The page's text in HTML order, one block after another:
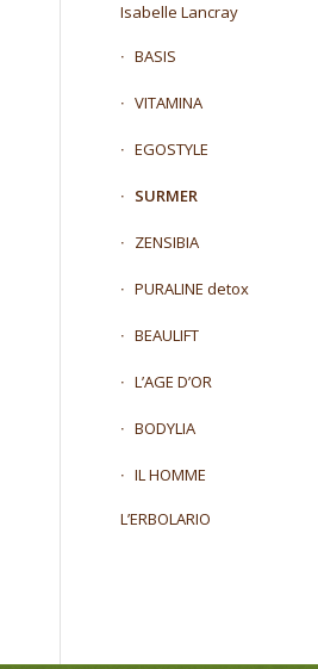
Isabelle Lancray
BASIS
VITAMINA
EGOSTYLE
SURMER
ZENSIBIA
PURALINE detox
BEAULIFT
L’AGE D’OR
BODYLIA
IL HOMME
L’ERBOLARIO